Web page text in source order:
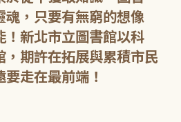
魂，只要有無窮的想像
！新北市立圖書館以科
，期許在拓展與累積市民
走在最前端！